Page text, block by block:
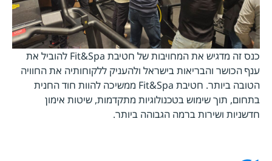
כנס זה מדגיש את המחויבות של חטיבת Fit&Spa להוביל את
ענף הכושר והבריאות בישראל ולהעניק ללקוחותיה את החוויה
הטובה ביותר. חטיבת Fit&Spa ממשיכה להוות חוד החנית
בתחום, תוך שימוש בטכנולוגיות מתקדמות, שיטות אימון
חדשניות ושירות ברמה הגבוהה ביותר.